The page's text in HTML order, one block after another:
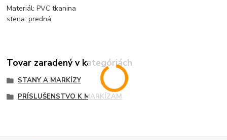
Materiál: PVC tkanina
stena: predná
Tovar zaradený v kategóriách
STANY A MARKÍZY
PRÍSLUŠENSTVO K MARKÍZAM